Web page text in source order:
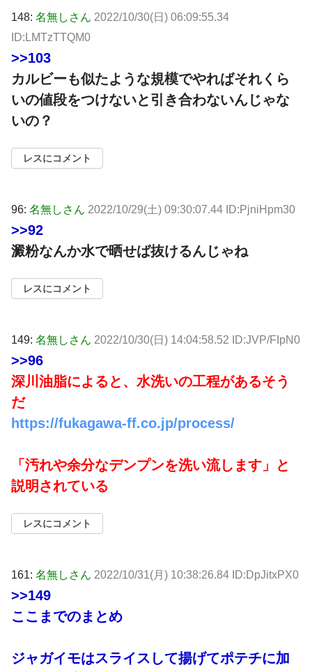
148: 名無しさん 2022/10/30(日) 06:09:55.34
ID:LMTzTTQM0
>>103
カルビーも似たような規模でやればそれくら
いの値段をつけないと引き合わないんじゃな
いの？
レスにコメント
96: 名無しさん 2022/10/29(土) 09:30:07.44 ID:PjniHpm30
>>92
澱粉なんか水で晒せば抜けるんじゃね
レスにコメント
149: 名無しさん 2022/10/30(日) 14:04:58.52 ID:JVP/FIpN0
>>96
深川油脂によると、水洗いの工程があるそう
だ
https://fukagawa-ff.co.jp/process/
「汚れや余分なデンプンを洗い流します」と
説明されている
レスにコメント
161: 名無しさん 2022/10/31(月) 10:38:26.84 ID:DpJitxPX0
>>149
ここまでのまとめ
ジャガイモはスライスして揚げてポテチに加